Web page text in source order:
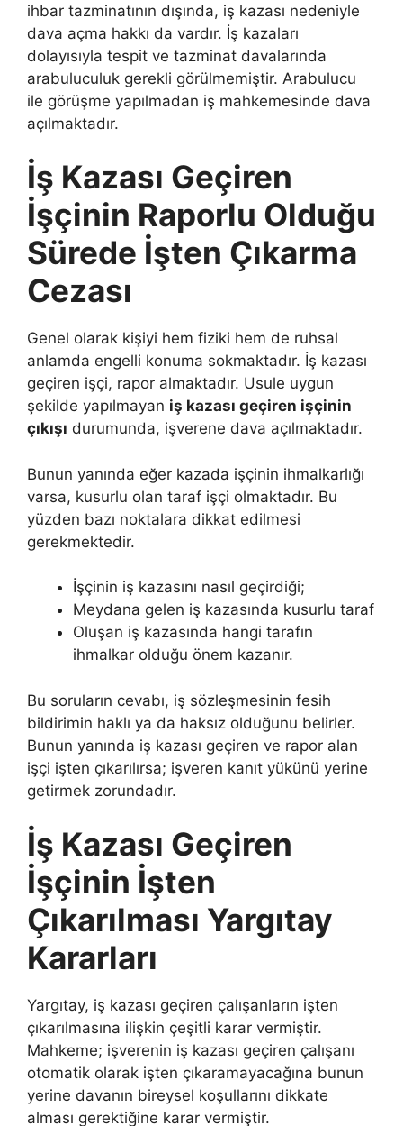
ihbar tazminatının dışında, iş kazası nedeniyle
dava açma hakkı da vardır. İş kazaları
dolayısıyla tespit ve tazminat davalarında
arabuluculuk gerekli görülmemiştir. Arabulucu
ile görüşme yapılmadan iş mahkemesinde dava
açılmaktadır.
İş Kazası Geçiren
İşçinin Raporlu Olduğu
Sürede İşten Çıkarma
Cezası
Genel olarak kişiyi hem fiziki hem de ruhsal
anlamda engelli konuma sokmaktadır. İş kazası
geçiren işçi, rapor almaktadır. Usule uygun
şekilde yapılmayan iş kazası geçiren işçinin
çıkışı durumunda, işverene dava açılmaktadır.
Bunun yanında eğer kazada işçinin ihmalkarlığı
varsa, kusurlu olan taraf işçi olmaktadır. Bu
yüzden bazı noktalara dikkat edilmesi
gerekmektedir.
İşçinin iş kazasını nasıl geçirdiği;
Meydana gelen iş kazasında kusurlu taraf
Oluşan iş kazasında hangi tarafın
ihmalkar olduğu önem kazanır.
Bu soruların cevabı, iş sözleşmesinin fesih
bildirimin haklı ya da haksız olduğunu belirler.
Bunun yanında iş kazası geçiren ve rapor alan
işçi işten çıkarılırsa; işveren kanıt yükünü yerine
getirmek zorundadır.
İş Kazası Geçiren
İşçinin İşten
Çıkarılması Yargıtay
Kararları
Yargıtay, iş kazası geçiren çalışanların işten
çıkarılmasına ilişkin çeşitli karar vermiştir.
Mahkeme; işverenin iş kazası geçiren çalışanı
otomatik olarak işten çıkaramayacağına bunun
yerine davanın bireysel koşullarını dikkate
alması gerektiğine karar vermiştir.